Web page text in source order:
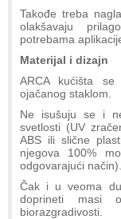
Takođe treba
olakšavaju
potrebama
Materijal i dizajn
ARCA kućišta se
ojačanog staklom.
Ne isušuju se i
svetlosti (UV
ABS ili slične
njegova 100%
odgovarajući način).
Čak i u veoma
doprineti masi
biorazgradivosti.